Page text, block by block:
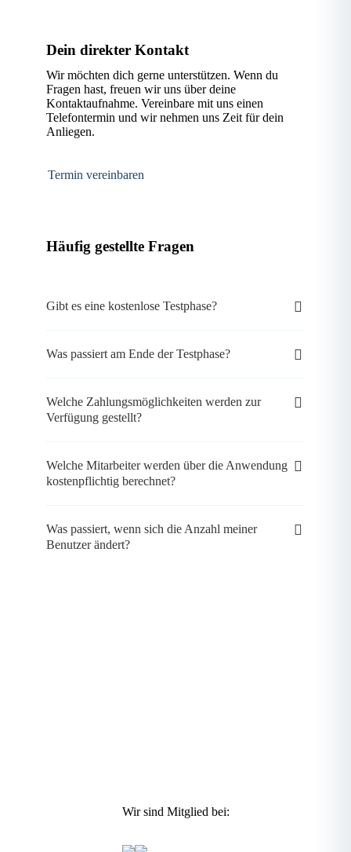
Dein direkter Kontakt
Wir möchten dich gerne unterstützen. Wenn du
Fragen hast, freuen wir uns über deine
Kontaktaufnahme. Vereinbare mit uns einen
Telefontermin und wir nehmen uns Zeit für dein
Anliegen.
Termin vereinbaren
Häufig gestellte Fragen
Gibt es eine kostenlose Testphase?
Was passiert am Ende der Testphase?
Welche Zahlungsmöglichkeiten werden zur
Verfügung gestellt?
Welche Mitarbeiter werden über die Anwendung
kostenpflichtig berechnet?
Was passiert, wenn sich die Anzahl meiner
Benutzer ändert?
Wir sind Mitglied bei: